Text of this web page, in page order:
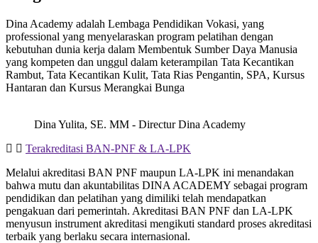
Dina Academy adalah Lembaga Pendidikan Vokasi, yang
professional yang menyelaraskan program pelatihan dengan
kebutuhan dunia kerja dalam Membentuk Sumber Daya Manusia
yang kompeten dan unggul dalam keterampilan Tata Kecantikan
Rambut, Tata Kecantikan Kulit, Tata Rias Pengantin, SPA, Kursus
Hantaran dan Kursus Merangkai Bunga
Dina Yulita, SE. MM - Directur Dina Academy
Terakreditasi BAN-PNF & LA-LPK
Melalui akreditasi BAN PNF maupun LA-LPK ini menandakan
bahwa mutu dan akuntabilitas DINA ACADEMY sebagai program
pendidikan dan pelatihan yang dimiliki telah mendapatkan
pengakuan dari pemerintah. Akreditasi BAN PNF dan LA-LPK
menyusun instrument akreditasi mengikuti standard proses akreditasi
terbaik yang berlaku secara internasional.